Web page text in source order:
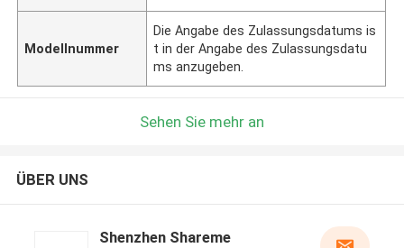
Modellnummer
Die Angabe des Zulassungsdatums is
t in der Angabe des Zulassungsdatu
ms anzugeben.
Sehen Sie mehr an
ÜBER UNS
Shenzhen Shareme